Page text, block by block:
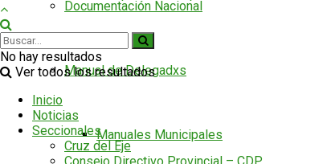
Documentación Nacional
Manual de Delegadxs
Manuales Municipales
No hay resultados
Ver todos los resultados
Inicio
Noticias
Seccionales
Cruz del Eje
Consejo Directivo Provincial – CDP